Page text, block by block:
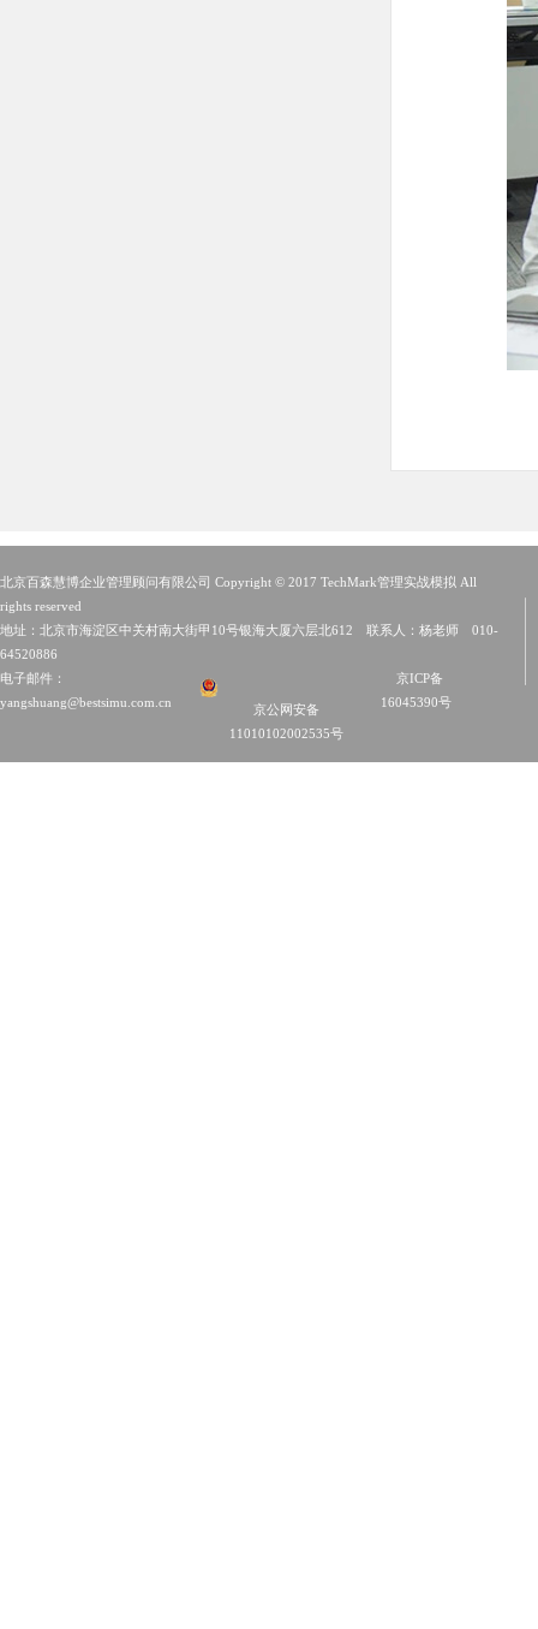
北京百森慧博企业管理顾问有限公司 Copyright © 2017 TechMark管理实战模拟 All
rights reserved
地址：北京市海淀区中关村南大街甲10号银海大厦六层北612 联系人：杨老师 010-
64520886
电子邮件：
yangshuang@bestsimu.com.cn
京公网安备
11010102002535号
京ICP备
16045390号